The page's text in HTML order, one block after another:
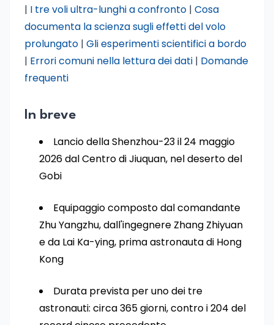
| I tre voli ultra-lunghi a confronto | Cosa
documenta la scienza sugli effetti del volo
prolungato | Gli esperimenti scientifici a bordo
| Errori comuni nella lettura dei dati | Domande
frequenti
In breve
Lancio della Shenzhou-23 il 24 maggio
2026 dal Centro di Jiuquan, nel deserto del
Gobi
Equipaggio composto dal comandante
Zhu Yangzhu, dall'ingegnere Zhang Zhiyuan
e da Lai Ka-ying, prima astronauta di Hong
Kong
Durata prevista per uno dei tre
astronauti: circa 365 giorni, contro i 204 del